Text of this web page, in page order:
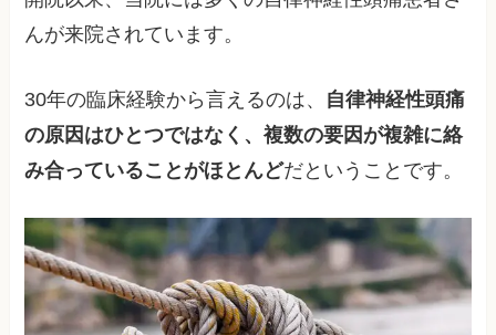
んが来院されています。
30年の臨床経験から言えるのは、 自律神経性頭痛
の原因はひとつではなく、複数の要因が複雑に絡
み合っていることがほとんどだということです。